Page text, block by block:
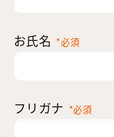
お氏名 *必須
フリガナ *必須